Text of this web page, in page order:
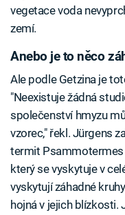
vegetace voda
zemí.
Anebo je to něco
Ale podle Getzina je
"Neexistuje žádná
společenství hmyzu
vzorec," řekl. Jürgens
termit Psammotermes
který se vyskytuje v
vyskytují záhadné
hojná v jejich blízkosti.